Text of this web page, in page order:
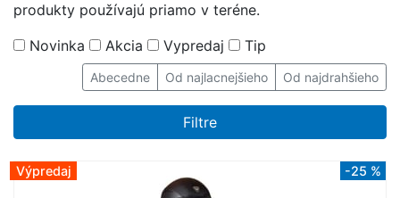
produkty používajú priamo v teréne.
Novinka
Akcia Vypredaj Tip
Abecedne Od najlacnejšieho Od najdrahšieho
Filtre
Výpredaj -25 %